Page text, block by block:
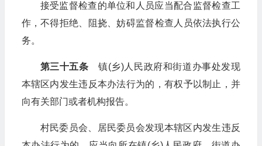
接受监督检查的单位和人员应当配合监督检查工
作，不得拒绝、阻挠、妨碍监督检查人员依法执行公
务。
第三十五条 镇(乡)人民政府和街道办事处发现
本辖区内发生违反本办法行为的，有权予以制止，并
向有关部门或者机构报告。
村民委员会、居民委员会发现本辖区内发生违反